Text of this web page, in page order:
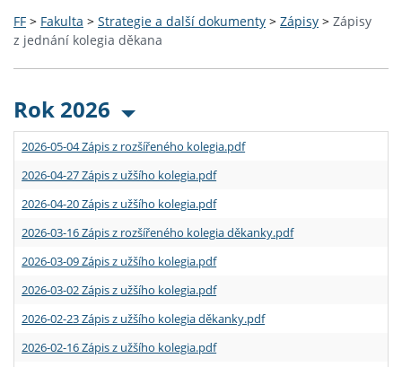
FF > Fakulta > Strategie a další dokumenty > Zápisy > Zápisy
z jednání kolegia děkana
Rok 2026
2026-05-04 Zápis z rozšířeného kolegia.pdf
2026-04-27 Zápis z užšího kolegia.pdf
2026-04-20 Zápis z užšího kolegia.pdf
2026-03-16 Zápis z rozšířeného kolegia děkanky.pdf
2026-03-09 Zápis z užšího kolegia.pdf
2026-03-02 Zápis z užšího kolegia.pdf
2026-02-23 Zápis z užšího kolegia děkanky.pdf
2026-02-16 Zápis z užšího kolegia.pdf